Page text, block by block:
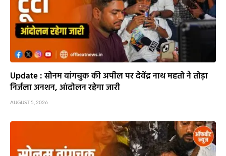
Update : सोनम वांगचुक की अपील पर देवेंद्र नाथ महतो ने तोड़ा
निर्जला अनशन, आंदोलन रहेगा जारी
AUGUST 5, 2026